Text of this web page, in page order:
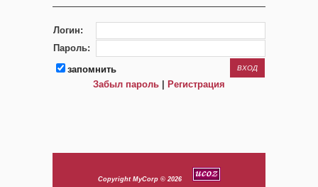
Логин:
Пароль:
запомнить
Забыл пароль
Регистрация
Copyright MyCorp © 2026